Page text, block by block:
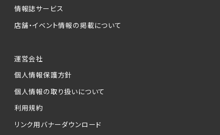
情報誌サービス
店舗・イベント情報の掲載について
運営会社
個人情報保護方針
個人情報の取り扱いについて
利用規約
リンク用バナーダウンロード